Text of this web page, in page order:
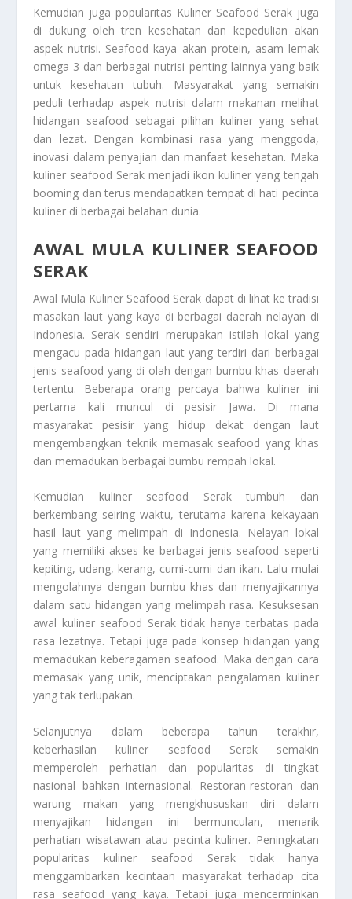
Kemudian juga popularitas Kuliner Seafood Serakjuga
di dukung oleh tren kesehatan dan kepedulian akan
aspek nutrisi. Seafood kaya akan protein, asam lemak
omega-3 dan berbagai nutrisi penting lainnya yang baik
untuk kesehatan tubuh. Masyarakat yang semakin
peduli terhadap aspek nutrisi dalam makanan melihat
hidangan seafood sebagai pilihan kuliner yang sehat
dan lezat. Dengan kombinasi rasa yang menggoda,
inovasi dalam penyajian dan manfaat kesehatan. Maka
kuliner seafood Serak menjadi ikon kuliner yang tengah
booming dan terus mendapatkan tempat di hati pecinta
kuliner di berbagai belahan dunia.
AWAL MULA KULINER SEAFOOD
SERAK
Awal Mula Kuliner Seafood Serak dapat di lihat ke tradisi
masakan laut yang kaya di berbagai daerah nelayan di
Indonesia. Serak sendiri merupakan istilah lokal yang
mengacu pada hidangan laut yang terdiri dari berbagai
jenis seafood yang di olah dengan bumbu khas daerah
tertentu. Beberapa orang percaya bahwa kuliner ini
pertama kali muncul di pesisir Jawa. Di mana
masyarakat pesisir yang hidup dekat dengan laut
mengembangkan teknik memasak seafood yang khas
dan memadukan berbagai bumbu rempah lokal.
Kemudian kuliner seafood Serak tumbuh dan
berkembang seiring waktu, terutama karena kekayaan
hasil laut yang melimpah di Indonesia. Nelayan lokal
yang memiliki akses ke berbagai jenis seafood seperti
kepiting, udang, kerang, cumi-cumi dan ikan. Lalu mulai
mengolahnya dengan bumbu khas dan menyajikannya
dalam satu hidangan yang melimpah rasa. Kesuksesan
awal kuliner seafood Serak tidak hanya terbatas pada
rasa lezatnya. Tetapi juga pada konsep hidangan yang
memadukan keberagaman seafood. Maka dengan cara
memasak yang unik, menciptakan pengalaman kuliner
yang tak terlupakan.
Selanjutnya dalam beberapa tahun terakhir,
keberhasilan kuliner seafood Serak semakin
memperoleh perhatian dan popularitas di tingkat
nasional bahkan internasional. Restoran-restoran dan
warung makan yang mengkhususkan diri dalam
menyajikan hidangan ini bermunculan, menarik
perhatian wisatawan atau pecinta kuliner. Peningkatan
popularitas kuliner seafood Serak tidak hanya
menggambarkan kecintaan masyarakat terhadap cita
rasa seafood yang kaya. Tetapi juga mencerminkan